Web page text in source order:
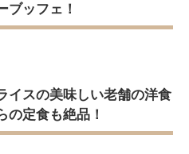
ブッフェ！
イスの美味しい老舗の洋食
の定食も絶品！